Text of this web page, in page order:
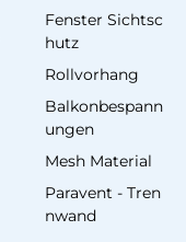
Fenster Sichtsc
hutz
Rollvorhang
Balkonbespann
ungen
Mesh Material
Paravent - Tren
nwand